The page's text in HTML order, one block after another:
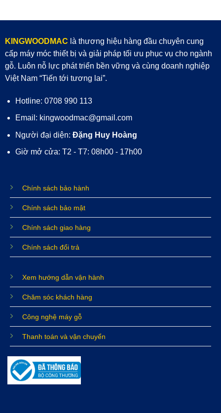
KINGWOODMAC là thương hiệu hàng đầu chuyên cung
cấp máy móc thiết bị và giải pháp tối ưu phục vụ cho ngành
gỗ. Luôn nỗ lực phát triển bền vững và cùng doanh nghiệp
Việt Nam “Tiến tới tương lai”.
Hotline: 0708 990 113
Email: kingwoodmac@gmail.com
Người đại diện: Đặng Huy Hoàng
Giờ mở cửa: T2 - T7: 08h00 - 17h00
Chính sách bảo hành
Chính sách bảo mật
Chính sách giao hàng
Chính sách đổi trả
Xem hướng dẫn vận hành
Chăm sóc khách hàng
Công nghệ máy gỗ
Thanh toán và vận chuyển